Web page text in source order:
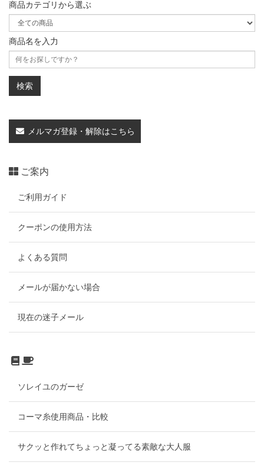
商品カテゴリから選ぶ
商品名を入力
メルマガ登録・解除はこちら
ご案内
ご利用ガイド
クーポンの使用方法
よくある質問
メールが届かない場合
現在の迷子メール
ソレイユのガーゼ
コーマ糸使用商品・比較
サクッと作れてちょっと凝ってる素敵な大人服